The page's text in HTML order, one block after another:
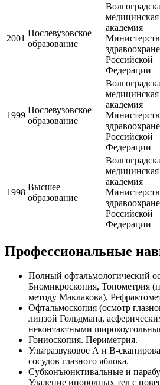
2001
Послевузовское
образование
медицинская
академия
Российской
Федерации
1999
Послевузовское
образование
медицинская
академия
Российской
Федерации
1998
Высшее
образование
медицинская
академия
Российской
Федерации
Профессиональные
Полный офтальмологический
Биомикроскопия, Тонометрия
методу Маклакова),
Офтальмоскопия (осмотр
линзой Гольдмана,
неконтактными
Гониоскопия. Периметрия.
Ультразвуковое А и В-
сосудов глазного яблока.
Субконъюнктивальные и
Удаление инородных тел с